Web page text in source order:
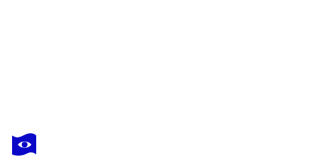
TAMARA BETTENCOURT
In my dreams